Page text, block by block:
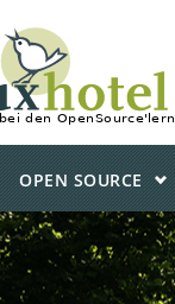
OPEN SOURCE